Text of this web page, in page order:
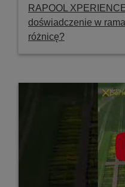
RAPOOL
doświadczenie w
różnicę?